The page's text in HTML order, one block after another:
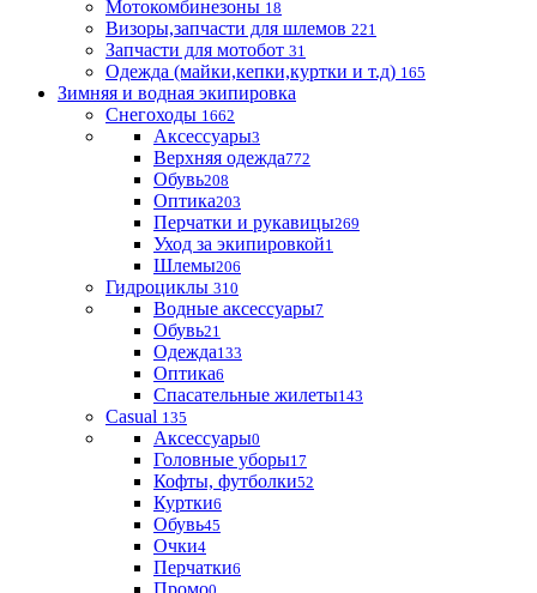
Мотокомбинезоны 18
Визоры,запчасти для шлемов 221
Запчасти для мотобот 31
Одежда (майки,кепки,куртки и т.д) 165
Зимняя и водная экипировка
Снегоходы 1662
Аксессуары3
Верхняя одежда772
Обувь208
Оптика203
Перчатки и рукавицы269
Уход за экипировкой1
Шлемы206
Гидроциклы 310
Водные аксессуары7
Обувь21
Одежда133
Оптика6
Спасательные жилеты143
Casual 135
Аксессуары0
Головные уборы17
Кофты, футболки52
Куртки6
Обувь45
Очки4
Перчатки6
Промо